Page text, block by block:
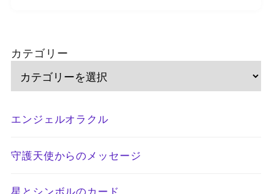
カテゴリー
エンジェルオラクル
守護天使からのメッセージ